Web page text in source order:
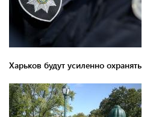
Харьков будут усиленно охранять